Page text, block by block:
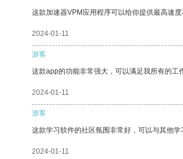
这款加速器VPM应用程序可以给你提供最高速
2024-01-11
游客
这款app的功能非常强大，可以满足我所有的工
2024-01-11
游客
这款学习软件的社区氛围非常好，可以与其他学
2024-01-11